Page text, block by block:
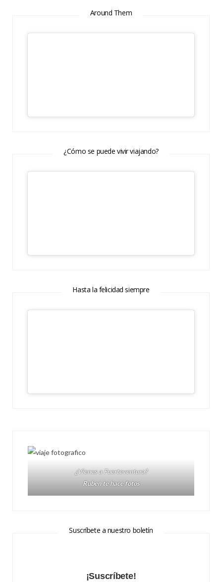
Around Them
¿Cómo se puede vivir viajando?
Hasta la felicidad siempre
¿Vienes a Fuerteventura?
Ruben te hace fotos
Suscríbete a nuestro boletín
¡Suscríbete!